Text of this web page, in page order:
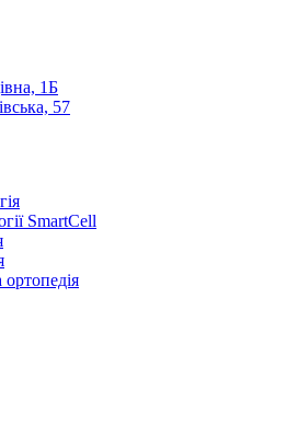
1Б
57
SmartCell
ортопедія